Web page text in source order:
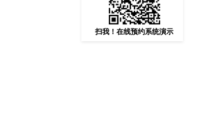
扫我！在线预约系统演示